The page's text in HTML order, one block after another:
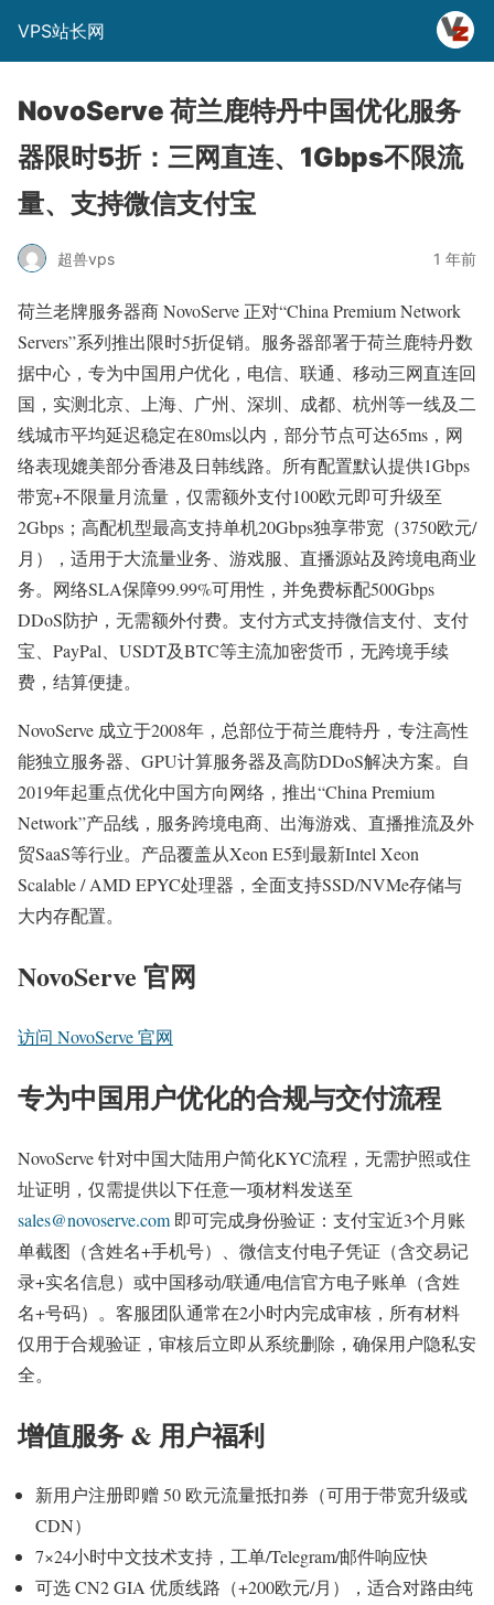
VPS站长网
NovoServe 荷兰鹿特丹中国优化服务
器限时5折：三网直连、1Gbps不限流
量、支持微信支付宝
超兽vps 1 年前
荷兰老牌服务器商 NovoServe 正对“China Premium Network
Servers”系列推出限时5折促销。服务器部署于荷兰鹿特丹数
据中心，专为中国用户优化，电信、联通、移动三网直连回
国，实测北京、上海、广州、深圳、成都、杭州等一线及二
线城市平均延迟稳定在80ms以内，部分节点可达65ms，网
络表现媲美部分香港及日韩线路。所有配置默认提供1Gbps
带宽+不限量月流量，仅需额外支付100欧元即可升级至
2Gbps；高配机型最高支持单机20Gbps独享带宽（3750欧元/
月），适用于大流量业务、游戏服、直播源站及跨境电商业
务。网络SLA保障99.99%可用性，并免费标配500Gbps
DDoS防护，无需额外付费。支付方式支持微信支付、支付
宝、PayPal、USDT及BTC等主流加密货币，无跨境手续
费，结算便捷。
NovoServe 成立于2008年，总部位于荷兰鹿特丹，专注高性
能独立服务器、GPU计算服务器及高防DDoS解决方案。自
2019年起重点优化中国方向网络，推出“China Premium
Network”产品线，服务跨境电商、出海游戏、直播推流及外
贸SaaS等行业。产品覆盖从Xeon E5到最新Intel Xeon
Scalable / AMD EPYC处理器，全面支持SSD/NVMe存储与
大内存配置。
NovoServe 官网
访问 NovoServe 官网
专为中国用户优化的合规与交付流程
NovoServe 针对中国大陆用户简化KYC流程，无需护照或住
址证明，仅需提供以下任意一项材料发送至
sales@novoserve.com 即可完成身份验证：支付宝近3个月账
单截图（含姓名+手机号）、微信支付电子凭证（含交易记
录+实名信息）或中国移动/联通/电信官方电子账单（含姓
名+号码）。客服团队通常在2小时内完成审核，所有材料
仅用于合规验证，审核后立即从系统删除，确保用户隐私安
全。
增值服务 & 用户福利
新用户注册即赠 50 欧元流量抵扣券（可用于带宽升级或
CDN）
7×24小时中文技术支持，工单/Telegram/邮件响应快
可选 CN2 GIA 优质线路（+200欧元/月），适合对路由纯